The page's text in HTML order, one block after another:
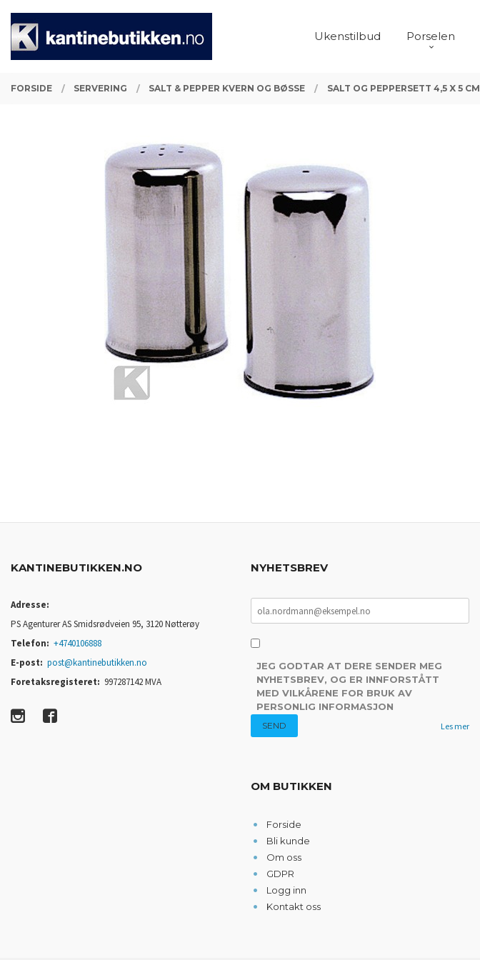
innholdet
PRODUKTER
Ukenstilbud Porselen
Lukk
FORSIDE SERVERING SALT & PEPPER KVERN OG BØSSE SALT OG PEPPERSETT 4,5 X 5 CM
KANTINEBUTIKKEN.NO
Adresse:
PS Agenturer AS Smidsrødveien 95, 3120 Nøtterøy
Telefon: +4740106888
E-post: post@kantinebutikken.no
Foretaksregisteret: 997287142 MVA
NYHETSBREV
JEG GODTAR AT DERE SENDER MEG
NYHETSBREV, OG ER INNFORSTÅTT
MED VILKÅRENE FOR BRUK AV
PERSONLIG INFORMASJON
Les mer
OM BUTIKKEN
Forside
Bli kunde
Om oss
GDPR
Logg inn
Kontakt oss